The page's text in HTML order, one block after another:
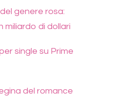
genere rosa:
miliardo di dollari
single su Prime
del romance